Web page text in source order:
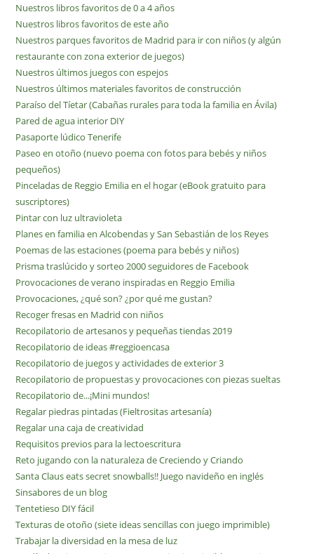
Nuestros libros favoritos de 0 a 4 años
Nuestros libros favoritos de este año
Nuestros parques favoritos de Madrid para ir con niños (y algún
restaurante con zona exterior de juegos)
Nuestros últimos juegos con espejos
Nuestros últimos materiales favoritos de construcción
Paraíso del Tíetar (Cabañas rurales para toda la familia en Ávila)
Pared de agua interior DIY
Pasaporte lúdico Tenerife
Paseo en otoño (nuevo poema con fotos para bebés y niños
pequeños)
Pinceladas de Reggio Emilia en el hogar (eBook gratuito para
suscriptores)
Pintar con luz ultravioleta
Planes en familia en Alcobendas y San Sebastián de los Reyes
Poemas de las estaciones (poema para bebés y niños)
Prisma traslúcido y sorteo 2000 seguidores de Facebook
Provocaciones de verano inspiradas en Reggio Emilia
Provocaciones, ¿qué son? ¿por qué me gustan?
Recoger fresas en Madrid con niños
Recopilatorio de artesanos y pequeñas tiendas 2019
Recopilatorio de ideas #reggioencasa
Recopilatorio de juegos y actividades de exterior 3
Recopilatorio de propuestas y provocaciones con piezas sueltas
Recopilatorio de...¡Mini mundos!
Regalar piedras pintadas (Fieltrositas artesanía)
Regalar una caja de creatividad
Requisitos previos para la lectoescritura
Reto jugando con la naturaleza de Creciendo y Criando
Santa Claus eats secret snowballs!! Juego navideño en inglés
Sinsabores de un blog
Tentetieso DIY fácil
Texturas de otoño (siete ideas sencillas con juego imprimible)
Trabajar la diversidad en la mesa de luz